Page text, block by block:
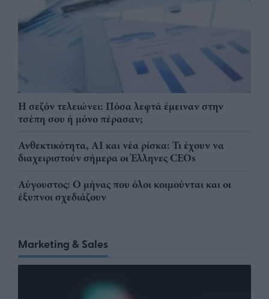
Η σεζόν τελειώνει: Πόσα λεφτά έμειναν στην
τσέπη σου ή μόνο πέρασαν;
Ανθεκτικότητα, AI και νέα ρίσκα: Τι έχουν να
διαχειριστούν σήμερα οι Έλληνες CEOs
Αύγουστος: Ο μήνας που όλοι κοιμούνται και οι
έξυπνοι σχεδιάζουν
Marketing & Sales